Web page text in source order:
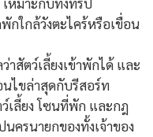
ใกล้วังตะไคร้หรือเขื่อน
สัตว์เลี้ยงเข้าพักได้ และ
นไขล่าสุดกับรีสอร์ท
เลี้ยง โซนที่พัก และกฎ
ครนายกของทั้งเจ้าของ